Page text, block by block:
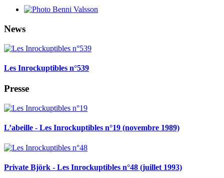
News
Les Inrockuptibles n°539
Presse
L’abeille - Les Inrockuptibles n°19 (novembre 1989)
Private Björk - Les Inrockuptibles n°48 (juillet 1993)